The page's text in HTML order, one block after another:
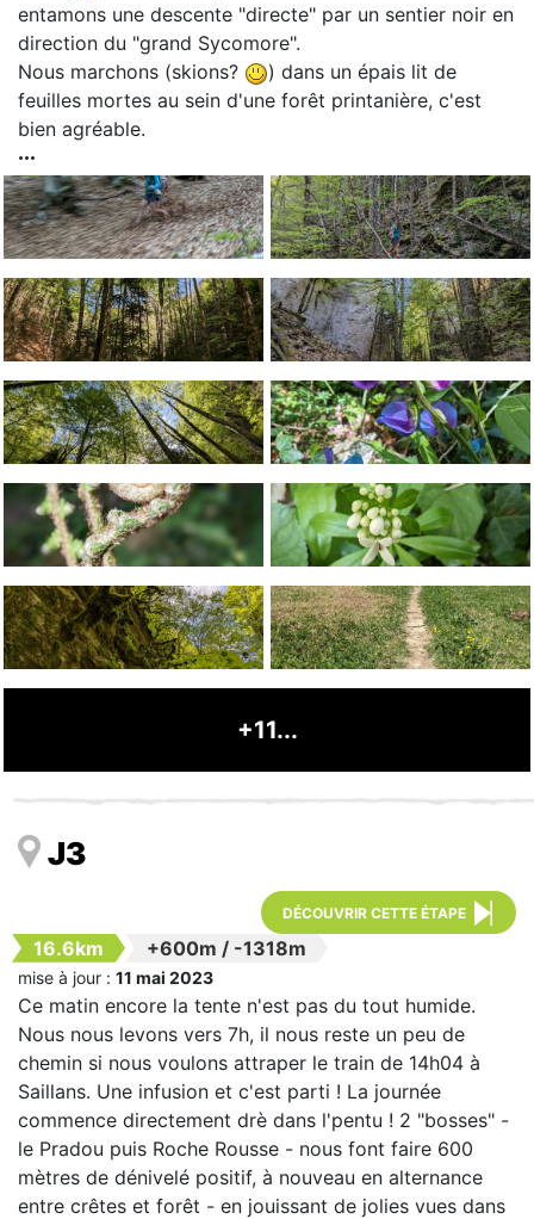
entamons une descente "directe" par un sentier noir en
direction du "grand Sycomore".
Nous marchons (skions?
) dans un épais lit de
feuilles mortes au sein d'une forêt printanière, c'est
bien agréable.
+11...
J3
DÉCOUVRIR CETTE ÉTAPE
16.6km +600m / -1318m
mise à jour : 11 mai 2023
Ce matin encore la tente n'est pas du tout humide.
Nous nous levons vers 7h, il nous reste un peu de
chemin si nous voulons attraper le train de 14h04 à
Saillans. Une infusion et c'est parti ! La journée
commence directement drè dans l'pentu ! 2 "bosses" -
le Pradou puis Roche Rousse - nous font faire 600
mètres de dénivelé positif, à nouveau en alternance
entre crêtes et forêt - en jouissant de jolies vues dans